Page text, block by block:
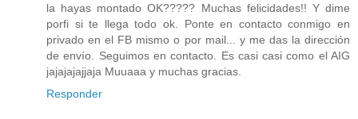
la hayas montado OK????? Muchas felicidades!! Y dime
porfi si te llega todo ok. Ponte en contacto conmigo en
privado en el FB mismo o por mail... y me das la dirección
de envío. Seguimos en contacto. Es casi casi como el AIG
jajajajajjaja Muuaaa y muchas gracias.
Responder